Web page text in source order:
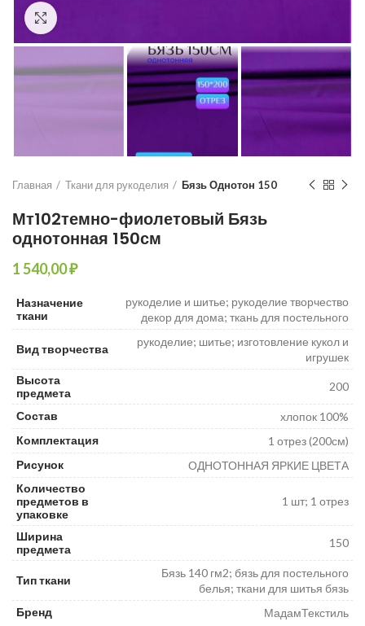
Главная Ткани для рукоделия Бязь Однотон 150
Мт102темно-фиолетовый Бязь
однотонная 150см
₽
Назначение
ткани
рукоделие и шитье; рукоделие творчество
декор для дома; ткань для постельного
Вид творчества
рукоделие; шитье; изготовление кукол и
игрушек
Высота
предмета
200
Состав
хлопок 100%
Комплектация
1 отрез (200см)
Рисунок
ОДНОТОННАЯ ЯРКИЕ ЦВЕТА
Количество
предметов в
упаковке
1 шт; 1 отрез
Ширина
предмета
150
Тип ткани
Бязь 140 гм2; бязь для постельного
белья; ткани для шитья бязь
Бренд
МадамТекстиль